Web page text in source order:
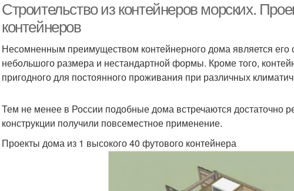
Строительство из контейнеров морских.
контейнеров
Несомненным преимуществом контейнерного дома является его
небольшого размера и нестандартной формы. Кроме того,
пригодного для постоянного проживания при различных
Тем не менее в России подобные дома встречаются достаточно
конструкции получили повсеместное применение.
Проекты дома из 1 высокого 40 футового контейнера